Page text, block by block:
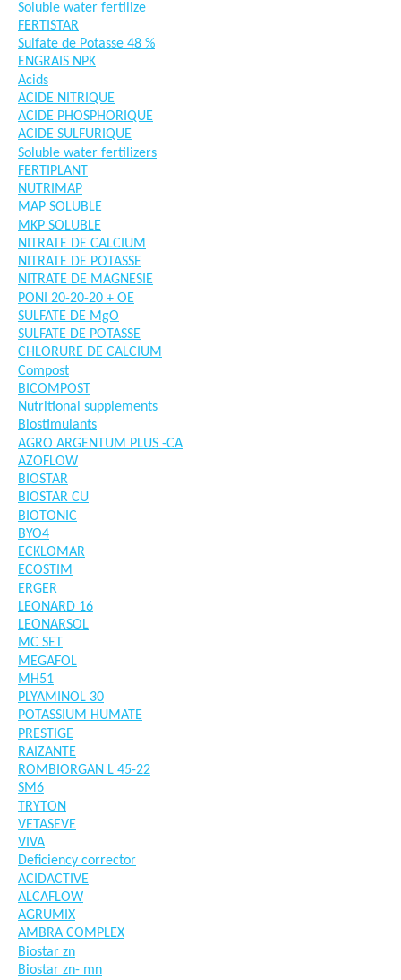
Soluble water fertilize
FERTISTAR
Sulfate de Potasse 48 %
ENGRAIS NPK
Acids
ACIDE NITRIQUE
ACIDE PHOSPHORIQUE
ACIDE SULFURIQUE
Soluble water fertilizers
FERTIPLANT
NUTRIMAP
MAP SOLUBLE
MKP SOLUBLE
NITRATE DE CALCIUM
NITRATE DE POTASSE
NITRATE DE MAGNESIE
PONI 20-20-20 + OE
SULFATE DE MgO
SULFATE DE POTASSE
CHLORURE DE CALCIUM
Compost
BICOMPOST
Nutritional supplements
Biostimulants
AGRO ARGENTUM PLUS -CA
AZOFLOW
BIOSTAR
BIOSTAR CU
BIOTONIC
BYO4
ECKLOMAR
ECOSTIM
ERGER
LEONARD 16
LEONARSOL
MC SET
MEGAFOL
MH51
PLYAMINOL 30
POTASSIUM HUMATE
PRESTIGE
RAIZANTE
ROMBIORGAN L 45-22
SM6
TRYTON
VETASEVE
VIVA
Deficiency corrector
ACIDACTIVE
ALCAFLOW
AGRUMIX
AMBRA COMPLEX
Biostar zn
Biostar zn- mn